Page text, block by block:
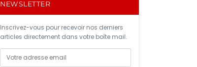
NEWSLETTER
Inscrivez-vous pour recevoir nos derniers
articles directement dans votre boîte mail.